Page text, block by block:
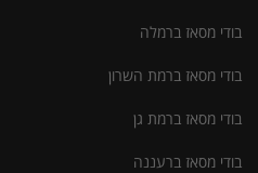
בודי מסאז ברמלה
בודי מסאז ברמת השרון
בודי מסאז ברמת גן
בודי מסאז ברעננה